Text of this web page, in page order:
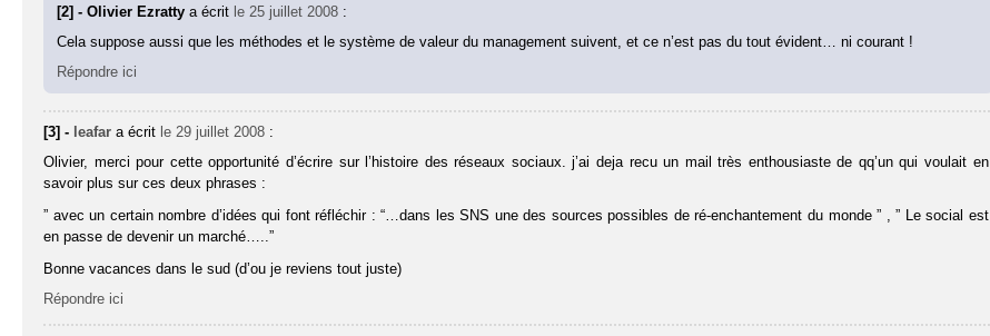
[2] - Olivier Ezrattya écrit le 25 juillet 2008 :
Cela suppose aussi que les méthodes et le système de valeur du management suivent, et ce n’est pas du tout évident… ni courant !
Répondre ici
[3] - leafar a écrit le 29 juillet 2008 :
Olivier, merci pour cette opportunité d’écrire sur l’histoire des réseaux sociaux. j’ai deja recu un mail très enthousiaste de qq’un qui voulait en
savoir plus sur ces deux phrases :
” avec un certain nombre d’idées qui font réfléchir : “…dans les SNS une des sources possibles de ré-enchantement du monde ” , ” Le social est
en passe de devenir un marché…..”
Bonne vacances dans le sud (d’ou je reviens tout juste)
Répondre ici